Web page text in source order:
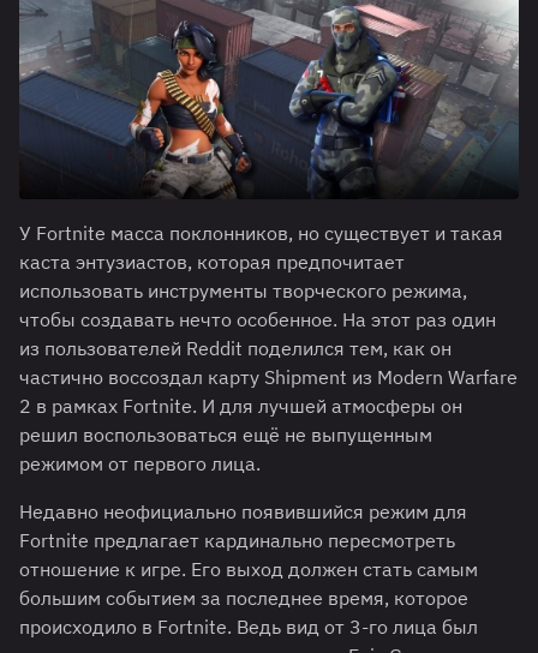
У Fortnite масса поклонников, но существует и такая
каста энтузиастов, которая предпочитает
использовать инструменты творческого режима,
чтобы создавать нечто особенное. На этот раз один
из пользователей Reddit поделился тем, как он
частично воссоздал карту Shipment из Modern Warfare
2 в рамках Fortnite. И для лучшей атмосферы он
решил воспользоваться ещё не выпущенным
режимом от первого лица.
Недавно неофициально появившийся режим для
Fortnite предлагает кардинально пересмотреть
отношение к игре. Его выход должен стать самым
большим событием за последнее время, которое
происходило в Fortnite. Ведь вид от 3-го лица был